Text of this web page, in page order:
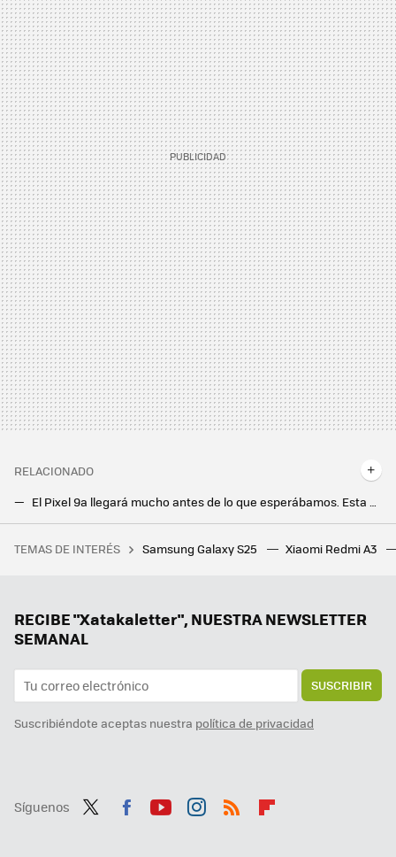
RELACIONADO
El Pixel 9a llegará mucho antes de lo que esperábamos. Esta es la fecha en la que podremos comprarlo, según Android Headlines
He instalado esta app en mi tele Xiaomi y estoy flipando con la cantidad de películas y canales que puedo ver sin tener que pagar ni un céntimo
TEMAS DE INTERÉS Samsung Galaxy S25 Xiaomi Redmi A3
RECIBE "Xatakaletter", NUESTRA NEWSLETTER
SEMANAL
SUSCRIBIR
Suscribiéndote aceptas nuestra política de privacidad
Síguenos